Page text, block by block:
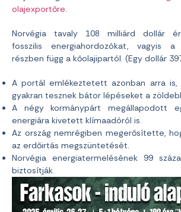
olajexportőre.
Norvégia tavaly 108 milliárd dollár
fosszilis energiahordozókat, vagyis a
részben függ a kőolajipartól. (Egy dollár
A portál emlékeztetett azonban arra is,
gyakran tesznek bátor lépéseket a
A négy kormánypárt megállapodott
energiára kivetett klímaadóról is.
Az ország nemrégiben megerősítette,
az erdőirtás megszüntetését.
Norvégia energiatermelésének 99
biztosítják.